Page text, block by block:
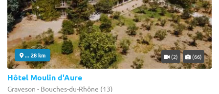
... 28 km (2) (66)
Hôtel Moulin d'Aure
Graveson - Bouches-du-Rhône (13)